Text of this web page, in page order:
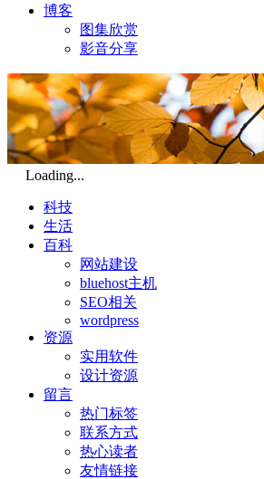
博客
图集欣赏
影音分享
Loading...
科技
生活
百科
网站建设
bluehost主机
SEO相关
wordpress
资源
实用软件
设计资源
留言
热门标签
联系方式
热心读者
友情链接